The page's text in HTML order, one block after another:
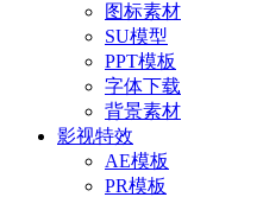
图标素材
SU模型
PPT模板
字体下载
背景素材
影视特效
AE模板
PR模板